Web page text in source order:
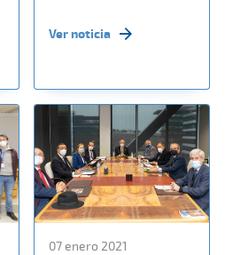
Ver noticia
07 enero 2021